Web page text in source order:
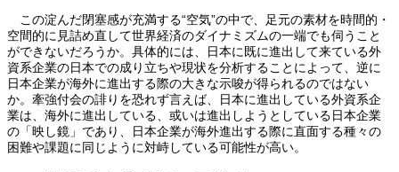
この淀んだ閉塞感が充満する“空気”の中で、足元の素材を時間的・
空間的に見詰め直して世界経済のダイナミズムの一端でも伺うこと
ができないだろうか。具体的には、日本に既に進出して来ている外
資系企業の日本での成り立ちや現状を分析することによって、逆に
日本企業が海外に進出する際の大きな示唆が得られるのではない
か。牽強付会の誹りを恐れず言えば、日本に進出している外資系企
業は、海外に進出している、或いは進出しようとしている日本企業
の「映し鏡」であり、日本企業が海外進出する際に直面する種々の
困難や課題に同じように対峙している可能性が高い。